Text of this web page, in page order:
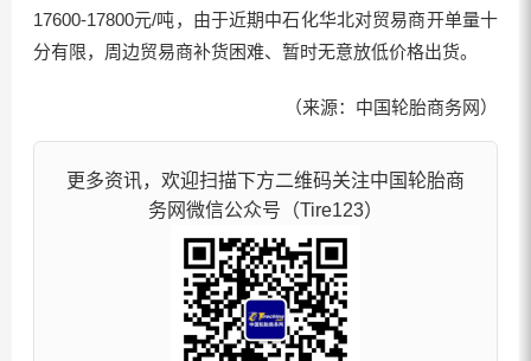
17600-17800元/吨，由于近期中石化华北对贸易商开单量十
分有限，周边贸易商补货困难、暂时无意放低价格出货。
（来源：中国轮胎商务网）
更多资讯，欢迎扫描下方二维码关注中国轮胎商
务网微信公众号（Tire123）